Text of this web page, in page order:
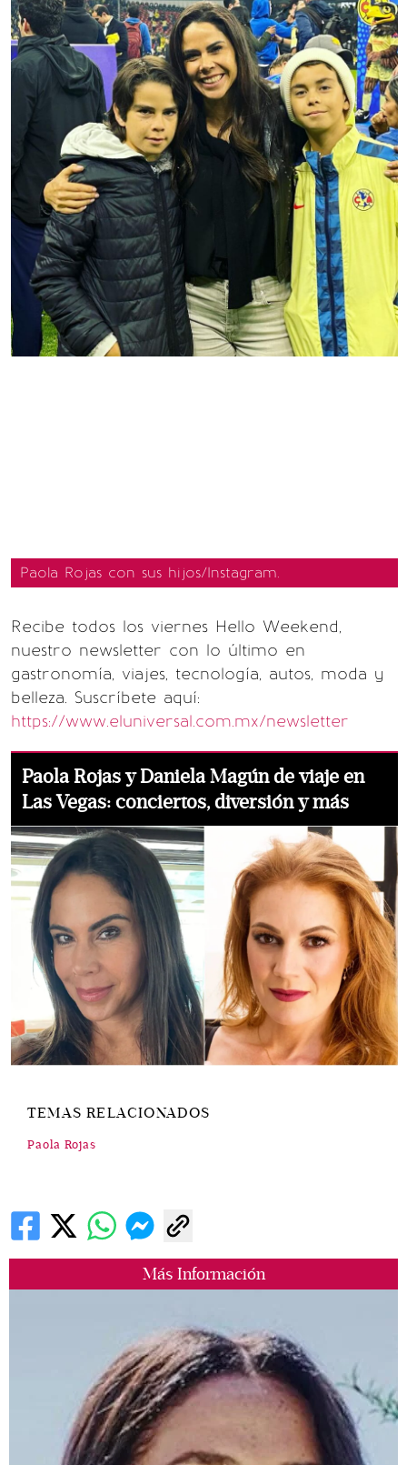
Más Información
Paola Rojas con sus hijos/Instagram.
Recibe todos los viernes Hello Weekend,
nuestro newsletter con lo último en
gastronomía, viajes, tecnología, autos, moda y
belleza. Suscríbete aquí:
https://www.eluniversal.com.mx/newsletter
Paola Rojas y Daniela Magún de viaje en
Las Vegas: conciertos, diversión y más
TEMAS RELACIONADOS
Paola Rojas